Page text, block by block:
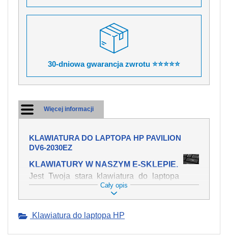
30-dniowa gwarancja zwrotu ⭐⭐⭐⭐⭐
Więcej informacji
KLAWIATURA DO LAPTOPA HP PAVILION
DV6-2030EZ
KLAWIATURY W NASZYM E-SKLEPIE.
Jest Twoja stara klawiatura do laptopa
HP Pavilion dv6-2030ez mechanicznie
uszkodzona, polałeś ją płynem, który
swojej pozycji? Kup nową klawiaturę,
Cały opis
Klawiatura do laptopa HP